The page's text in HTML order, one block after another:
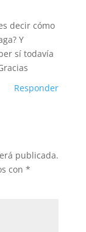
decir cómo
Y
sí todavía
Responder
publicada.
con *